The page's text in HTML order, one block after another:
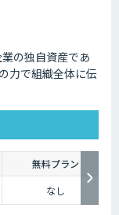
の独自資産であ
力で組織全体に伝
無料プラン
なし